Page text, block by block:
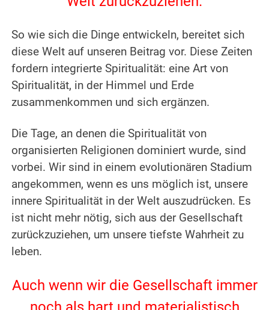
So wie sich die Dinge entwickeln, bereitet sich
diese Welt auf unseren Beitrag vor. Diese Zeiten
fordern integrierte Spiritualität: eine Art von
Spiritualität, in der Himmel und Erde
zusammenkommen und sich ergänzen.
Die Tage, an denen die Spiritualität von
organisierten Religionen dominiert wurde, sind
vorbei.Wir sind in einem evolutionären Stadium
angekommen, wenn es uns möglich ist, unsere
innere Spiritualität in der Welt auszudrücken. Es
ist nicht mehr nötig, sich aus der Gesellschaft
zurückzuziehen, um unsere tiefste Wahrheit zu
leben.
Auch wenn wir die Gesellschaft immer